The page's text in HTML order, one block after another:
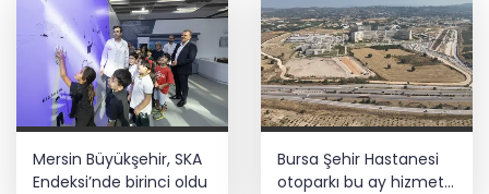
Mersin Büyükşehir, SKA
Endeksi’nde birinci oldu
Bursa Şehir Hastanesi
otoparkı bu ay hizmete